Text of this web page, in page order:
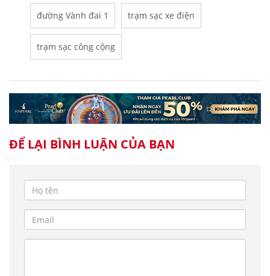
đường Vành đai 1 trạm sạc xe điện
trạm sạc công cộng
ĐỂ LẠI BÌNH LUẬN CỦA BẠN